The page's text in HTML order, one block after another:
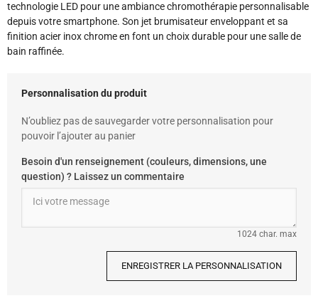
technologie LED pour une ambiance chromothérapie personnalisable
depuis votre smartphone. Son jet brumisateur enveloppant et sa
finition acier inox chrome en font un choix durable pour une salle de
bain raffinée.
Personnalisation du produit
N’oubliez pas de sauvegarder votre personnalisation pour
pouvoir l’ajouter au panier
Besoin d'un renseignement (couleurs, dimensions, une
question) ? Laissez un commentaire
1024 char. max
ENREGISTRER LA PERSONNALISATION